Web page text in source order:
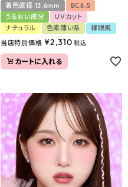
着色直径 13.6mm
BC8.5
うるおい成分
UVカット
ナチュラル
色素薄い系
裸眼風
当店特別価格 ¥2,310 税込
カートに入れる